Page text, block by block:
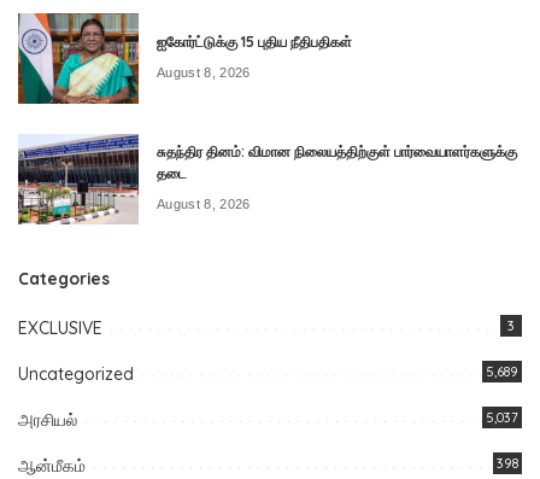
ஐகோர்ட்டுக்கு 15 புதிய நீதிபதிகள்
August 8, 2026
சுதந்திர தினம்: விமான நிலையத்திற்குள் பார்வையாளர்களுக்கு
தடை
August 8, 2026
Categories
EXCLUSIVE 3
Uncategorized 5,689
அரசியல் 5,037
ஆன்மீகம் 398